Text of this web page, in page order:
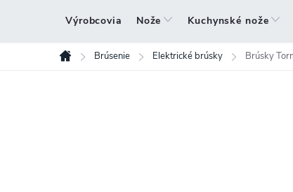
Výrobcovia Nože Kuchynské nože
Domov
Brúsenie Elektrické brúsky Brúsky